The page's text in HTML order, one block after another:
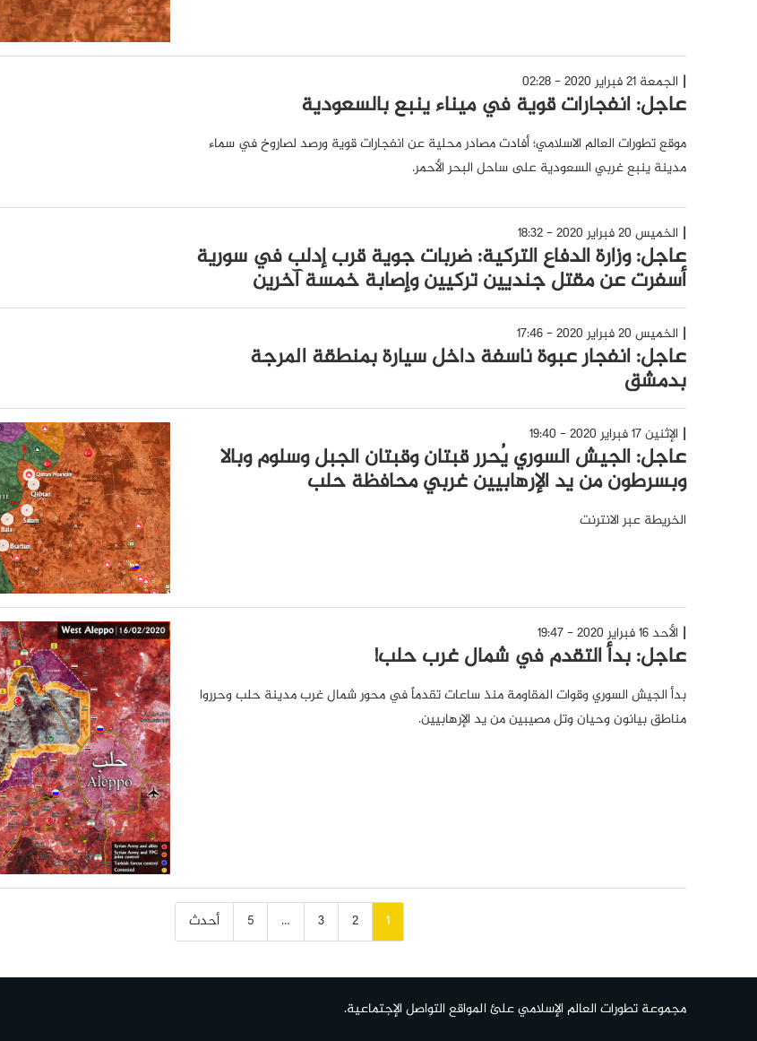
الجمعة 21 فبراير 2020 - 02:28
عاجل: انفجارات قوية في ميناء ينبع بالسعودية
موقع تطورات العالم الاسلامي؛ أفادت مصادر محلية عن انفجارات قوية ورصد لصاروخ في سماء
مدينة ينبع غربي السعودية على ساحل البحر الأحمر.
الخميس 20 فبراير 2020 - 18:32
عاجل: وزارة الدفاع التركية: ضربات جوية قرب إدلب في سورية
أسفرت عن مقتل جنديين تركيين وإصابة خمسة آخرين
الخميس 20 فبراير 2020 - 17:46
عاجل: انفجار عبوة ناسفة داخل سيارة بمنطقة المرجة
بدمشق
الإثنين 17 فبراير 2020 - 19:40
عاجل: الجيش السوري يُحرر قبتان وقبتان الجبل وسلوم وبالا
وبسرطون من يد الإرهابيين غربي محافظة حلب
الخريطة عبر الانترنت
الأحد 16 فبراير 2020 - 19:47
عاجل: بدأ التقدم في شمال غرب حلب!
بدأ الجيش السوري وقوات المقاومة منذ ساعات تقدماً في محور شمال غرب مدينة حلب وحرروا
مناطق بيانون وحيان وتل مصيبين من يد الإرهابيين.
1
2
3
…
5 أحدث
مجموعة تطورات العالم الإسلامي علئ المواقع التواصل الإجتماعية.